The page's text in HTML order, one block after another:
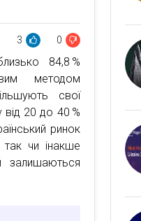
3 0
84,8 %
методом
свої
20 до 40 %
ринок
так чи інакше
залишаються